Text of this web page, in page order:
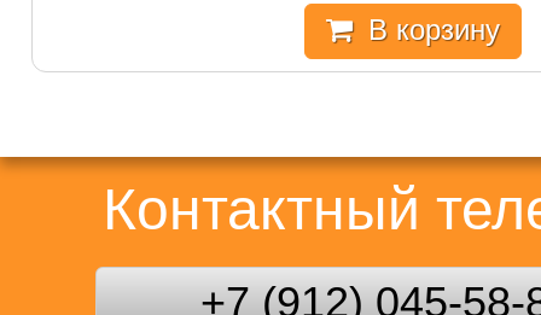
В корзину
Контактный
+7 (912) 045-58-